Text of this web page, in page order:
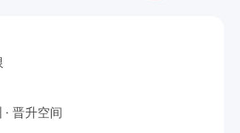
晋升空间